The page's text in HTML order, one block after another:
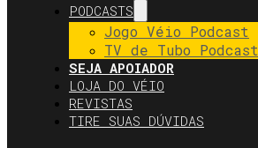
PODCASTS
Jogo Véio Podcast
TV de Tubo Podcast
SEJA APOIADOR
LOJA DO VÉIO
REVISTAS
TIRE SUAS DÚVIDAS